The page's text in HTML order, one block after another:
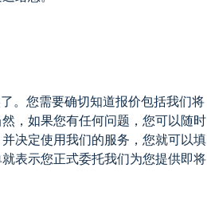
。您需要确切知道报价包括我们将
，如果您有任何问题，您可以随时
决定使用我们的服务，您就可以填
表示您正式委托我们为您提供即将